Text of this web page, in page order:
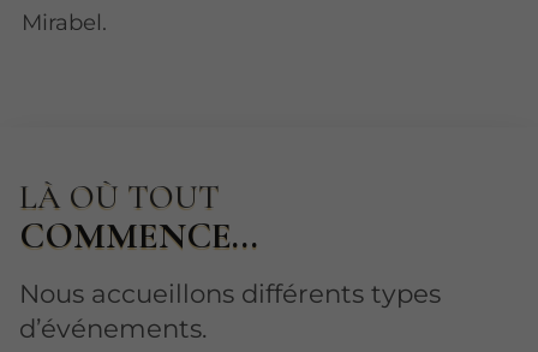
Mirabel.
LÀ OÙ TOUT
COMMENCE...
Nous accueillons différents types
d’événements.